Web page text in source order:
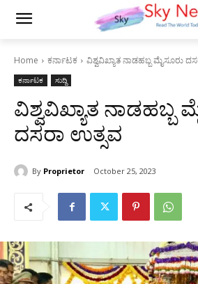
Home ಕರ್ನಾಟಕ ವಿಶ್ವವಿಖ್ಯಾತ ನಾಡಹಬ್ಬ ಮೈಸೂರು
ಕರ್ನಾಟಕ ಸುದ್ದಿ
ವಿಶ್ವವಿಖ್ಯಾತ ನಾಡಹಬ್ಬ
ದಸರಾ ಉತ್ಸವ
By Proprietor October 25, 2023